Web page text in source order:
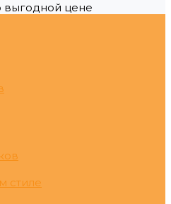
выгодной цене
стиле